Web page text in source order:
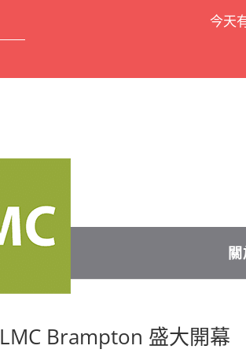
今天
LMC Brampton 盛大開幕